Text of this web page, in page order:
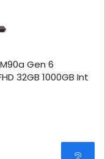
Gen 6
32GB 1000GB Int